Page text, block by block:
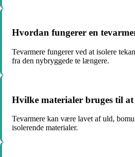
Hvordan fungerer en
Tevarmere fungerer ved at isolere
fra den nybryggede te længere.
Hvilke materialer bruges til at
Tevarmere kan være lavet af uld,
isolerende materialer.